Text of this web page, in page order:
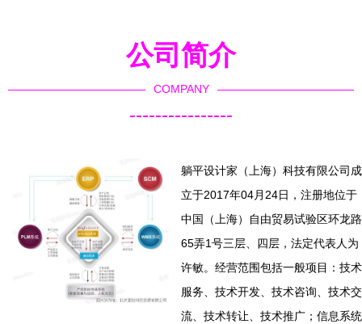
公司简介
COMPANY
----------------
躺平设计家（上海）科技有限公司成
立于2017年04月24日，注册地位于
中国（上海）自由贸易试验区环龙路
65弄1号三层、四层，法定代表人为
许敏。经营范围包括一般项目：技术
服务、技术开发、技术咨询、技术交
流、技术转让、技术推广；信息系统